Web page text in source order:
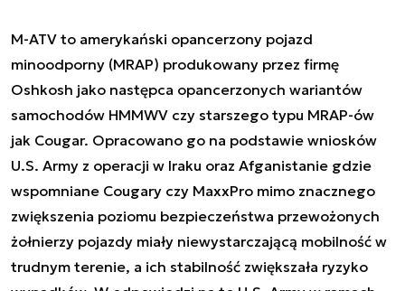
M-ATV to amerykański opancerzony pojazd
minoodporny (MRAP) produkowany przez firmę
Oshkosh jako następca opancerzonych wariantów
samochodów HMMWV czy starszego typu MRAP-ów
jak Cougar. Opracowano go na podstawie wniosków
U.S. Army z operacji w Iraku oraz Afganistanie gdzie
wspomniane Cougary czy MaxxPro mimo znacznego
zwiększenia poziomu bezpieczeństwa przewożonych
żołnierzy pojazdy miały niewystarczającą mobilność w
trudnym terenie, a ich stabilność zwiększała ryzyko